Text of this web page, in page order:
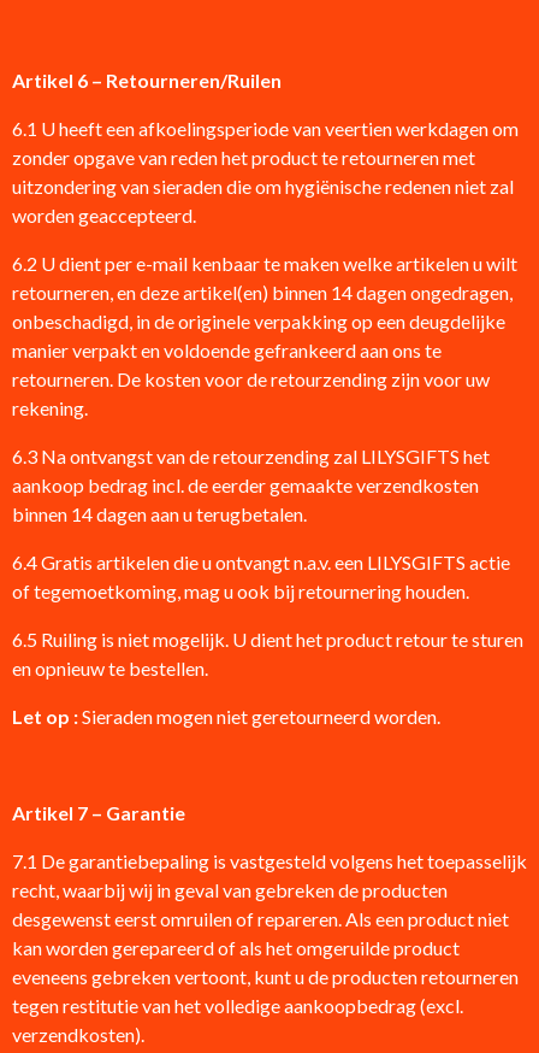
Artikel 6 – Retourneren/Ruilen
6.1 U heeft een afkoelingsperiode van veertien werkdagen om
zonder opgave van reden het product te retourneren met
uitzondering van sieraden die om hygiënische redenen niet zal
worden geaccepteerd.
6.2 U dient per e-mail kenbaar te maken welke artikelen u wilt
retourneren, en deze artikel(en) binnen 14 dagen ongedragen,
onbeschadigd, in de originele verpakking op een deugdelijke
manier verpakt en voldoende gefrankeerd aan ons te
retourneren. De kosten voor de retourzending zijn voor uw
rekening.
6.3 Na ontvangst van de retourzending zal LILYSGIFTS het
aankoop bedrag incl. de eerder gemaakte verzendkosten
binnen 14 dagen aan u terugbetalen.
6.4 Gratis artikelen die u ontvangt n.a.v. een LILYSGIFTS actie
of tegemoetkoming, mag u ook bij retournering houden.
6.5 Ruiling is niet mogelijk. U dient het product retour te sturen
en opnieuw te bestellen.
Let op :Sieraden mogen niet geretourneerd worden.
Artikel 7 – Garantie
7.1 De garantiebepaling is vastgesteld volgens het toepasselijk
recht, waarbij wij in geval van gebreken de producten
desgewenst eerst omruilen of repareren. Als een product niet
kan worden gerepareerd of als het omgeruilde product
eveneens gebreken vertoont, kunt u de producten retourneren
tegen restitutie van het volledige aankoopbedrag (excl.
verzendkosten).